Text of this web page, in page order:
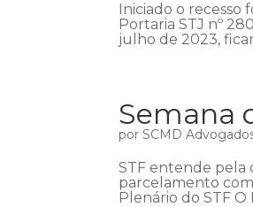
Iniciado o recesso
Portaria STJ nº
julho de 2023,
Semana
porSCMD
STF entende pela
parcelamento
Plenário do STF